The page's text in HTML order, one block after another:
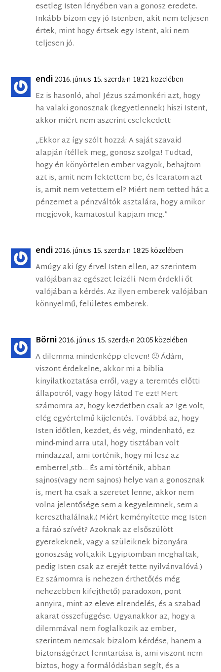
esetleg Isten lényében van a gonosz eredete.
Inkább bízom egy jó Istenben, akit nem teljesen
értek, mint hogy értsek egy Istent, aki nem
teljesen jó.
endi2016. június 15. szerda-n 18:21 közelében
Ez is hasonló, ahol Jézus számonkéri azt, hogy
ha valaki gonosznak (kegyetlennek) hiszi Istent,
akkor miért nem aszerint cselekedett:
„Ekkor az így szólt hozzá: A saját szavaid
alapján ítéllek meg, gonosz szolga! Tudtad,
hogy én könyörtelen ember vagyok, behajtom
azt is, amit nem fektettem be, és learatom azt
is, amit nem vetettem el? Miért nem tetted hát a
pénzemet a pénzváltók asztalára, hogy amikor
megjövök, kamatostul kapjam meg.”
endi2016. június 15. szerda-n 18:25 közelében
Amúgy aki így érvel Isten ellen, az szerintem
valójában az egészet leizéli. Nem érdekli őt
valójában a kérdés. Az ilyen emberek valójában
könnyelmű, felületes emberek.
Börni2016. június 15. szerda-n 20:05 közelében
A dilemma mindenképp eleven! 🙂 Ádám,
viszont érdekelne, akkor mi a biblia
kinyilatkoztatása erről, vagy a teremtés előtti
állapotról, vagy hogy látod Te ezt! Mert
számomra az, hogy kezdetben csak az Ige volt,
elég egyértelmű kijelentés. Továbbá az, hogy
Isten időtlen, kezdet, és vég, mindenható, ez
mind-mind arra utal, hogy tisztában volt
mindazzal, ami történik, hogy mi lesz az
emberrel,stb… És ami történik, abban
sajnos(vagy nem sajnos) helye van a gonosznak
is, mert ha csak a szeretet lenne, akkor nem
volna jelentősége sem a kegyelemnek, sem a
kereszthalálnak.( Miért keményítette meg Isten
a fáraó szívét? Azoknak az elsőszülött
gyerekeknek, vagy a szüleiknek bizonyára
gonoszság volt,akik Egyiptomban meghaltak,
pedig Isten csak az erejét tette nyilvánvalóvá.)
Ez számomra is nehezen érthető(és még
nehezebben kifejthető) paradoxon, pont
annyira, mint az eleve elrendelés, és a szabad
akarat összefüggése. Ugyanakkor az, hogy a
dilemmával nem foglalkozik az ember,
szerintem nemcsak bizalom kérdése, hanem a
biztonságérzet fenntartása is, ami viszont nem
biztos, hogy a formálódásban segít, és a